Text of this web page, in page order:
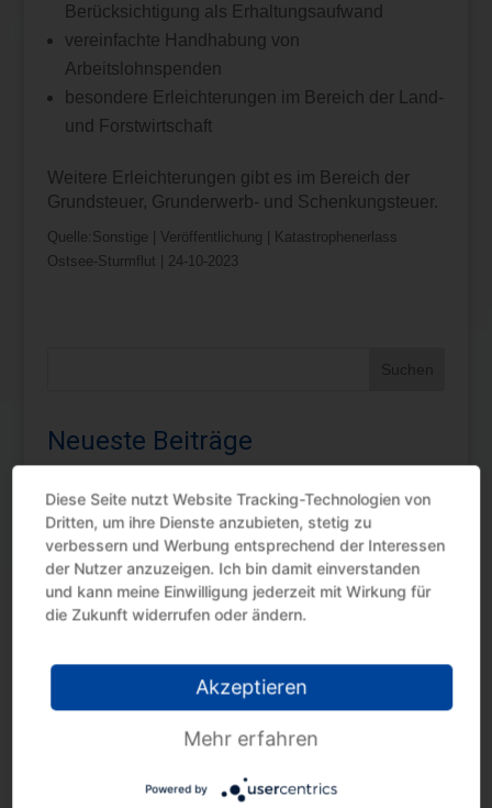
Berücksichtigung als Erhaltungsaufwand
vereinfachte Handhabung von
Arbeitslohnspenden
besondere Erleichterungen im Bereich der Land-
und Forstwirtschaft
Weitere Erleichterungen gibt es im Bereich der
Grundsteuer, Grunderwerb- und Schenkungsteuer.
Quelle:Sonstige | Veröffentlichung | Katastrophenerlass
Ostsee-Sturmflut | 24-10-2023
Neueste Beiträge
Kindergeld: Fernlehrgang als Berufsausbildung
Innergemeinschaftliche Lieferung: Nachweis
Unterschiedliche Restnutzungsdauer bei 2
Wohnungen im selben Gebäude
keine Erstausbildung
Diese Seite nutzt Website Tracking-Technologien von
Dritten, um ihre Dienste anzubieten, stetig zu
verbessern und Werbung entsprechend der Interessen
der Nutzer anzuzeigen. Ich bin damit einverstanden
und kann meine Einwilligung jederzeit mit Wirkung für
die Zukunft widerrufen oder ändern.
Akzeptieren
Mehr erfahren
Powered by